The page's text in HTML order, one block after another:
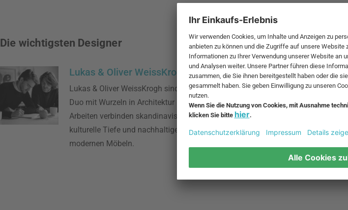
Die wichtigsten Designer
Lukas & Oliver WeissKrogh
Lukas & Oliver WeissKrogh sind ein dänisches Designer-
Duo mit Wurzeln in Architektur und Industriedesign. Ihre
Arbeiten verbinden skandinavische Schlichtheit,
kulturelle Tiefe und nachhaltiges Denken zu zeitlosen,
modernen Möbeln.